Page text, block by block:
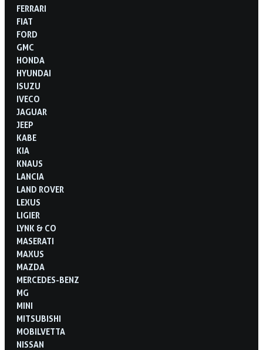
FERRARI
FIAT
FORD
GMC
HONDA
HYUNDAI
ISUZU
IVECO
JAGUAR
JEEP
KABE
KIA
KNAUS
LANCIA
LAND ROVER
LEXUS
LIGIER
LYNK & CO
MASERATI
MAXUS
MAZDA
MERCEDES-BENZ
MG
MINI
MITSUBISHI
MOBILVETTA
NISSAN